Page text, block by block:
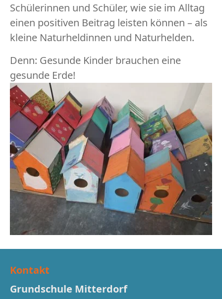
Schülerinnen und Schüler, wie sie im Alltag
einen positiven Beitrag leisten können – als
kleine Naturheldinnen und Naturhelden.
Denn: Gesunde Kinder brauchen eine
gesunde Erde!
Kontakt
Grundschule Mitterdorf